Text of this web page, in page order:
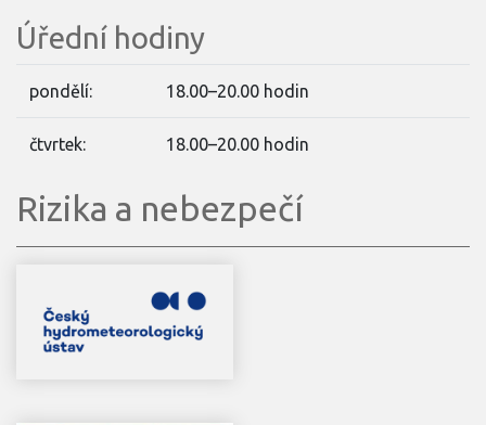
Úřední hodiny
pondělí: 18.00–20.00 hodin
čtvrtek: 18.00–20.00 hodin
Rizika a nebezpečí